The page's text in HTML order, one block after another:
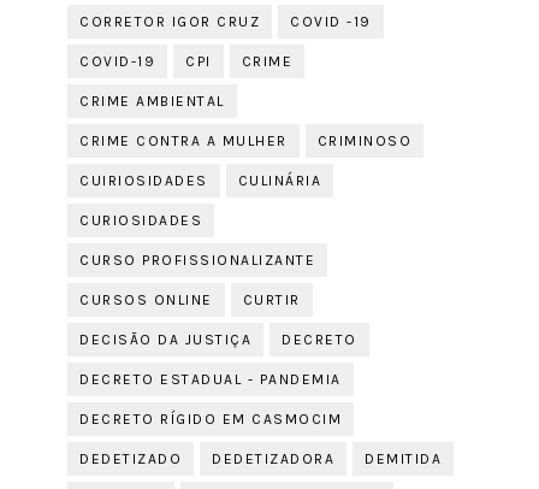
CORRETOR IGOR CRUZ COVID -19
COVID-19 CPI CRIME
CRIME AMBIENTAL
CRIME CONTRA A MULHER CRIMINOSO
CUIRIOSIDADES CULINÁRIA
CURIOSIDADES
CURSO PROFISSIONALIZANTE
CURSOS ONLINE CURTIR
DECISÃO DA JUSTIÇA DECRETO
DECRETO ESTADUAL - PANDEMIA
DECRETO RÍGIDO EM CASMOCIM
DEDETIZADO DEDETIZADORA DEMITIDA